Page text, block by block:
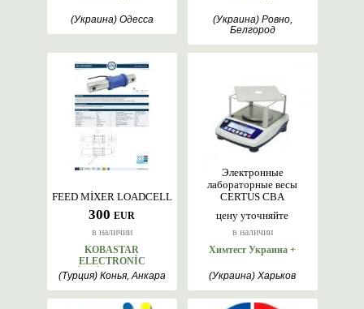
(Украина) Одесса
(Украина) Ровно,
Белгород
300 EUR
в наличии
FEED MİXER LOADCELL
KOBASTAR
ELECTRONİC
WEİGHİNG SYSTEMS
(Турция) Конья, Анкара
цену уточняйте
в наличии
Электронные
лабораторные весы
CERTUS CBA
Химтест Украина +
(Украина) Харьков